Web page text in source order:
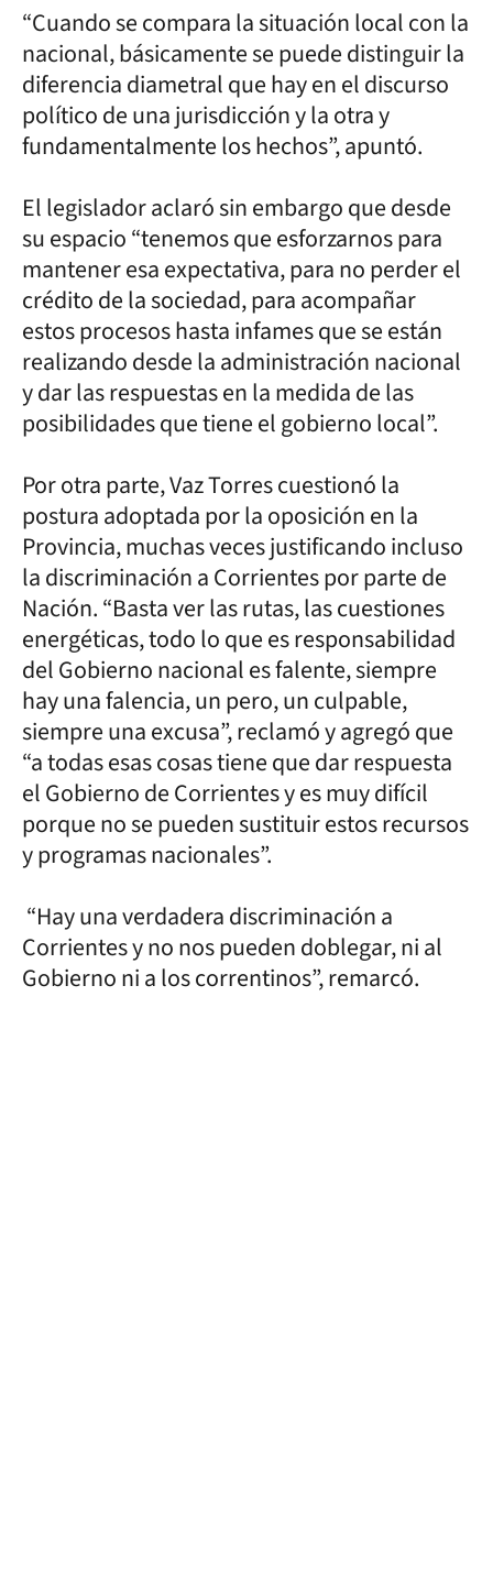
“Cuando se compara la situación local con la
nacional, básicamente se puede distinguir la
diferencia diametral que hay en el discurso
político de una jurisdicción y la otra y
fundamentalmente los hechos”, apuntó.
El legislador aclaró sin embargo que desde
su espacio “tenemos que esforzarnos para
mantener esa expectativa, para no perder el
crédito de la sociedad, para acompañar
estos procesos hasta infames que se están
realizando desde la administración nacional
y dar las respuestas en la medida de las
posibilidades que tiene el gobierno local”.
Por otra parte, Vaz Torres cuestionó la
postura adoptada por la oposición en la
Provincia, muchas veces justificando incluso
la discriminación a Corrientes por parte de
Nación. “Basta ver las rutas, las cuestiones
energéticas, todo lo que es responsabilidad
del Gobierno nacional es falente, siempre
hay una falencia, un pero, un culpable,
siempre una excusa”, reclamó y agregó que
“a todas esas cosas tiene que dar respuesta
el Gobierno de Corrientes y es muy difícil
porque no se pueden sustituir estos recursos
y programas nacionales”.
“Hay una verdadera discriminación a
Corrientes y no nos pueden doblegar, ni al
Gobierno ni a los correntinos”, remarcó.